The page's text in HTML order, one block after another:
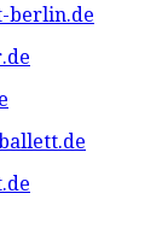
berlin.de